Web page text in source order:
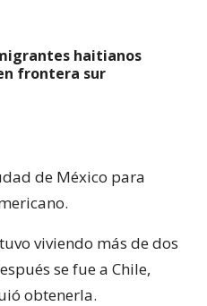
haitianos
frontera sur
de México para
viviendo más de dos
se fue a Chile,
obtenerla.